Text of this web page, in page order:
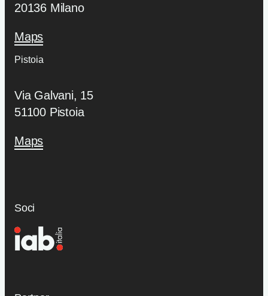
20136 Milano
Maps
Pistoia
Via Galvani, 15
51100 Pistoia
Maps
Soci